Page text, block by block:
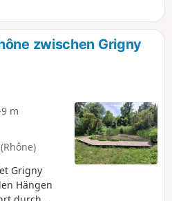
Bach
je nach
sollte
den Vercors
zwischen Grigny
m
Grigny
Hängen